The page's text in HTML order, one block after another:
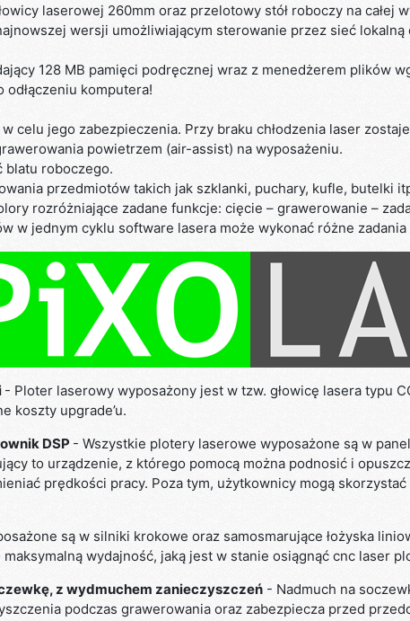
laserowej 260mm oraz przelotowy stół roboczy na całej
wersji umożliwiającym sterowanie przez sieć lokalną
128 MB pamięci podręcznej wraz z menedżerem plików
odłączeniu komputera!
celu jego zabezpieczenia. Przy braku chłodzenia laser zostaje
powietrzem (air-assist) na wyposażeniu.
blatu roboczego.
przedmiotów takich jak szklanki, puchary, kufle, butelki
rozróżniające zadane funkcje: cięcie – grawerowanie –
w jednym cyklu software lasera może wykonać różne
- Ploter laserowy wyposażony jest w tzw. głowicę lasera typu
koszty upgrade’u.
DSP - Wszystkie plotery laserowe wyposażone są w
to urządzenie, z którego pomocą można podnosić i
prędkości pracy. Poza tym, użytkownicy mogą
są w silniki krokowe oraz samosmarujące łożyska
wydajność, jaką jest w stanie osiągnąć cnc laser
z wydmuchem zanieczyszczeń - Nadmuch na
podczas grawerowania oraz zabezpiecza przed